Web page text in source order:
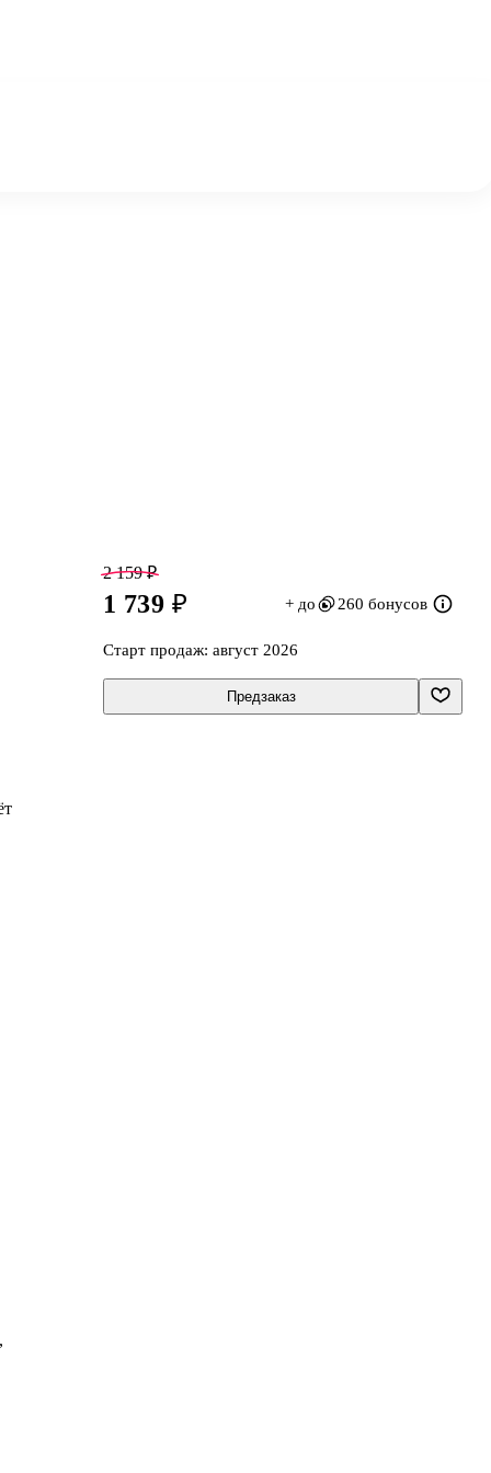
2 159 ₽
1 739 ₽ + до 260 бонусов
Старт продаж: август 2026
Предзаказ